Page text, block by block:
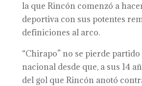
la que Rincón comenzó a
deportiva con sus potentes
definiciones al arco.
“Chirapo” no se pierde
nacional desde que, a sus 14
del gol que Rincón anotó